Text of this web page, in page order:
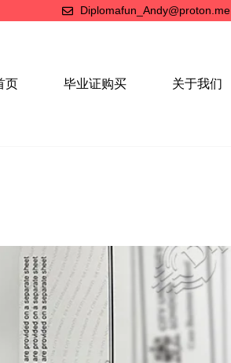
Diplomafun_Andy@proton.me
页 毕业证购买 关于我们